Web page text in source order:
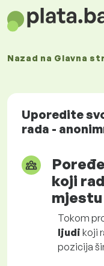
Nazad na Glavna
Uporedite
rada -
koji
mjestu
Tokom
ljudi koji
pozicija